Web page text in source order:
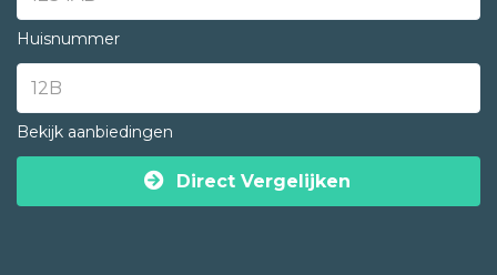
Huisnummer
Bekijk aanbiedingen
Direct Vergelijken